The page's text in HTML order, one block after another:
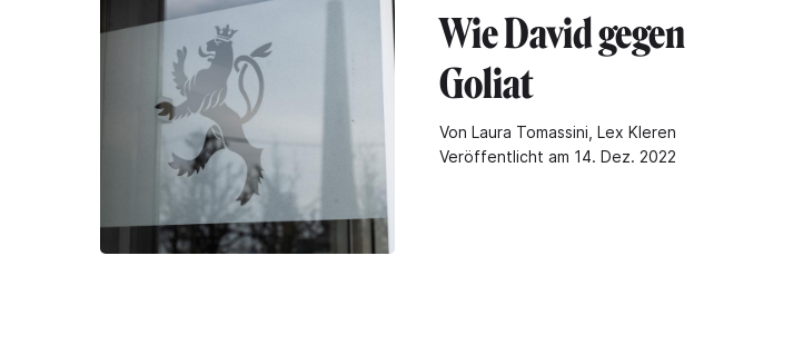
Wie David gegen
Goliat
Von Laura Tomassini, Lex Kleren
Veröffentlicht am 14. Dez. 2022